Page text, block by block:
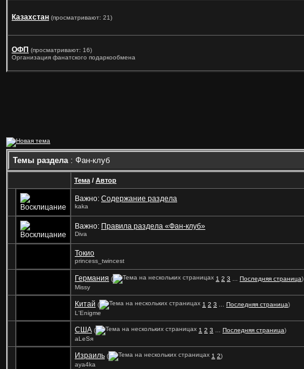
Казахстан (просматривают: 21)
ОФП (просматривают: 16)
Организация фанатского подаркообмена
Темы раздела: Фан-клуб
Тема / Автор
Важно: Содержание раздела
kaka
Важно: Правила раздела «Фан-клуб»
Diva
Токио
princess_twincest
Германия ( 1 2 3 Последняя страница)
Missy
Китай ( 1 2 3 Последняя страница)
L'Enigme
США ( 1 2 3 Последняя страница)
аLеSя
Израиль ( 1 2)
aya4ka